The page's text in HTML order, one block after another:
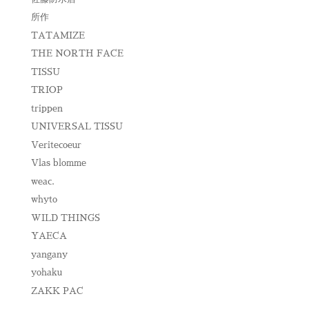
所作
TATAMIZE
THE NORTH FACE
TISSU
TRIOP
trippen
UNIVERSAL TISSU
Veritecoeur
Vlas blomme
weac.
whyto
WILD THINGS
YAECA
yangany
yohaku
ZAKK PAC